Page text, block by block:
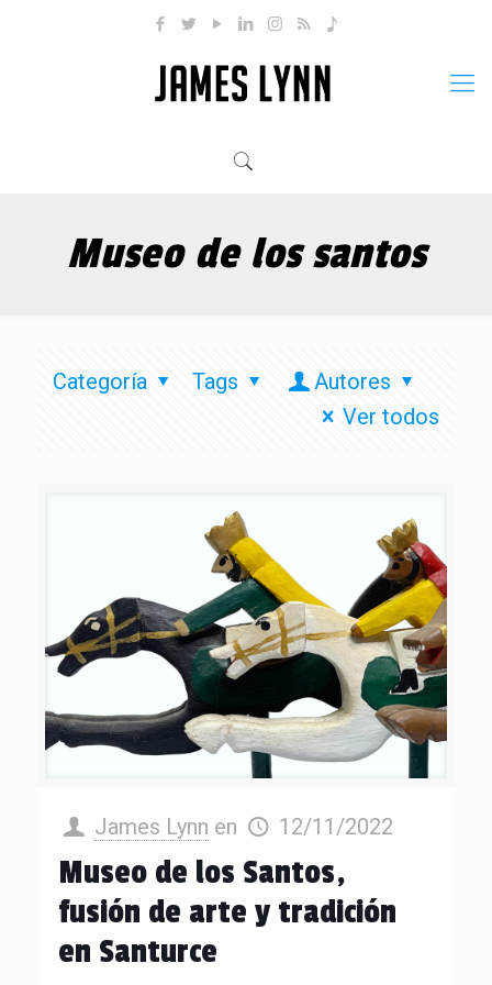
Museo de los santos
Categoría Tags
Autores
Ver todos
James Lynn en 12/11/2022
Museo de los Santos,
fusión de arte y tradición
en Santurce